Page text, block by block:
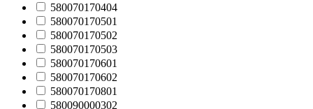
580070170404
580070170501
580070170502
580070170503
580070170601
580070170602
580070170801
580090000302